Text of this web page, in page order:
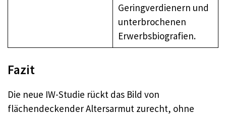
Geringverdienern und
unterbrochenen
Erwerbsbiografien.
Fazit
Die neue IW-Studie rückt das Bild von
flächendeckender Altersarmut zurecht, ohne